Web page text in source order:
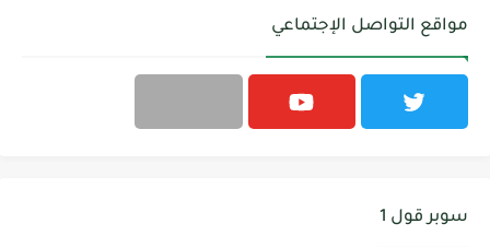
مواقع التواصل الإجتماعي
سوبر قول 1